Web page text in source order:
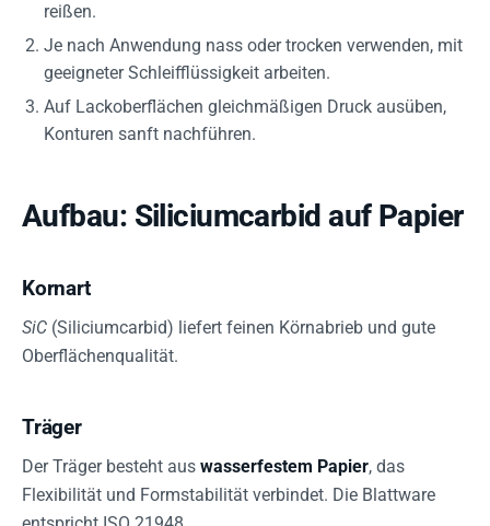
reißen.
Je nach Anwendung nass oder trocken verwenden, mit
geeigneter Schleifflüssigkeit arbeiten.
Auf Lackoberflächen gleichmäßigen Druck ausüben,
Konturen sanft nachführen.
Aufbau: Siliciumcarbid auf Papier
Kornart
SiC (Siliciumcarbid) liefert feinen Körnabrieb und gute
Oberflächenqualität.
Träger
Der Träger besteht aus wasserfestem Papier, das
Flexibilität und Formstabilität verbindet. Die Blattware